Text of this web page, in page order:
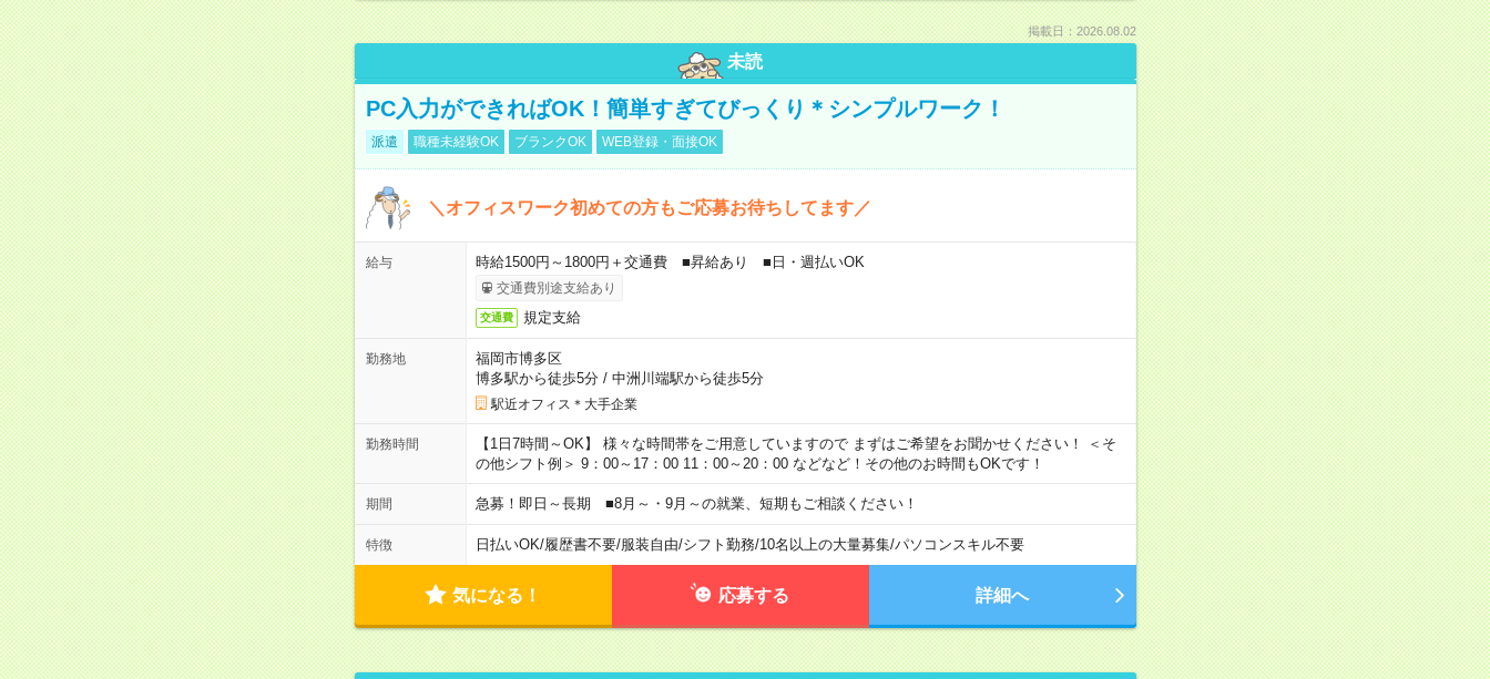
掲載日：2026.08.02
未読
PC入力ができればOK！簡単すぎてびっくり＊シンプルワーク！
派遣 職種未経験OK ブランクOK WEB登録・面接OK
＼オフィスワーク初めての方もご応募お待ちしてます／
給与 時給1500円～1800円＋交通費 ■昇給あり ■日・週払いOK
交通費別途支給あり
交通費 規定支給
勤務地
福岡市博多区
博多駅から徒歩5分/ 中洲川端駅から徒歩5分
駅近オフィス＊大手企業
勤務時間
【1日7時間～OK】 様々な時間帯をご用意していますので まずはご希望をお聞かせください！ ＜そ
の他シフト例＞ 9：00～17：00 11：00～20：00 などなど！その他のお時間もOKです！
期間 急募！即日～長期 ■8月～・9月～の就業、短期もご相談ください！
特徴 日払いOK/履歴書不要/服装自由/シフト勤務/10名以上の大量募集/パソコンスキル不要
気になる！ 応募する 詳細へ